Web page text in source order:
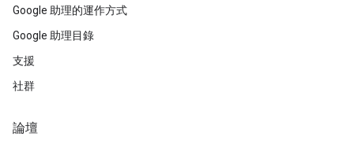
Google 助理的運作方式
Google 助理目錄
支援
社群
論壇